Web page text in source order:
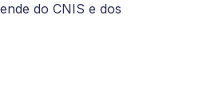
do CNIS e dos